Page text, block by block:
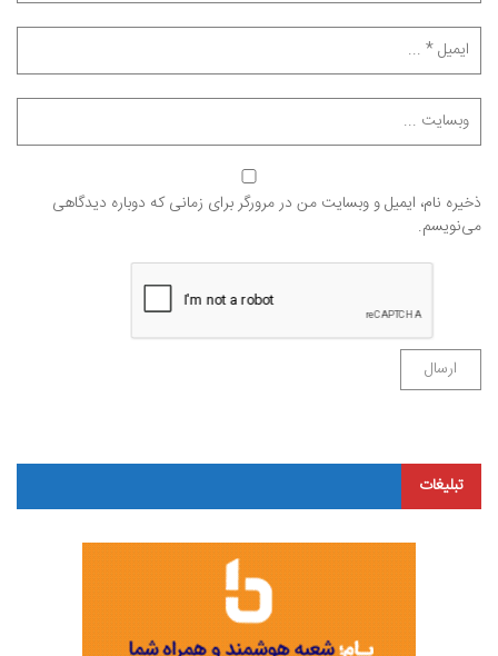
ذخیره نام، ایمیل و وبسایت من در مرورگر برای زمانی که دوباره دیدگاهی
می‌نویسم.
تبلیغات